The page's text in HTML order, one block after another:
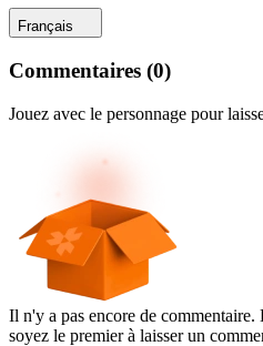
Français
Commentaires (0)
Jouez avec le personnage pour
Il n'y a pas encore de commentaire.
soyez le premier à laisser un